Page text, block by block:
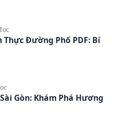
Thực Đường Phố PDF: Bí
Gòn: Khám Phá Hương